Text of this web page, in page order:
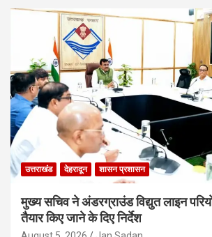
उत्तराखंड देहरादून शासन प्रशासन
मुख्य सचिव ने अंडरग्राउंड विद्युत लाइन
तैयार किए जाने के दिए निर्देश